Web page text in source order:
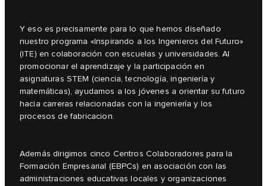
Y eso es precisamente para lo que hemos diseñado
nuestro programa «Inspirando a los Ingenieros del Futuro»
(ITE) en colaboración con escuelas y universidades. Al
promocionar el aprendizaje y la participación en
asignaturas STEM (ciencia, tecnología, ingeniería y
matemáticas), ayudamos a los jóvenes a orientar su futuro
hacia carreras relacionadas con la ingeniería y los
procesos de fabricacion.
Además dirigimos cinco Centros Colaboradores para la
Formación Empresarial (EBPCs) en asociación con las
administraciones educativas locales y organizaciones